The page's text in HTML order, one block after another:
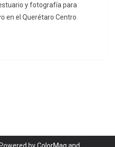
y fotografía para
en el Querétaro Centro